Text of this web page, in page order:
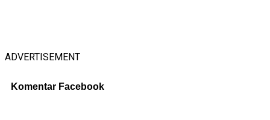
ADVERTISEMENT
Komentar Facebook